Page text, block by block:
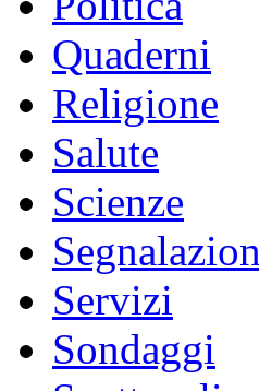
Quaderni
Religione
Salute
Scienze
Servizi
Sondaggi